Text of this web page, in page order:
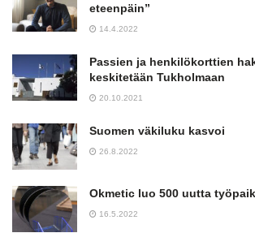
eteenpäin”
14.4.2022
Passien ja henkilökorttien
keskitetään Tukholmaan
20.10.2021
Suomen väkiluku kasvoi
26.8.2022
Okmetic luo 500 uutta
16.5.2022